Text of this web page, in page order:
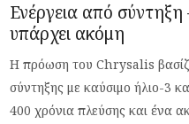
Ενέργεια από σύντηξη
υπάρχει ακόμη
Η πρόωση του Chrysalis
σύντηξης με καύσιμο ήλιο-3
400 χρόνια πλεύσης και ένα